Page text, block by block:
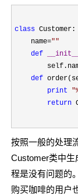
class Customer:
    name
=""
def
__init__
def
print
"
return
按照一般的处理
Customer类中生
程是没有问题的
购买咖啡的用户